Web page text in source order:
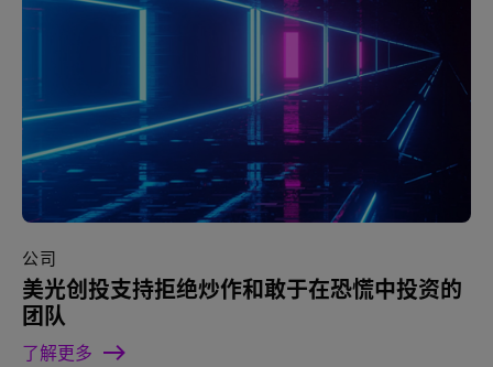
公司
美光创投支持拒绝炒作和敢于在恐慌中投资的
团队
了解更多